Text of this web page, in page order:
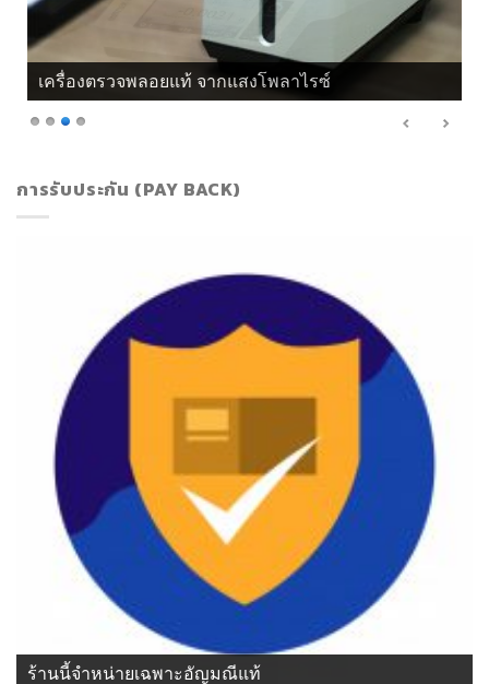
เครื่องตรวจพลอยแท้ จากแสงโพลาไรซ์
การรับประกัน (PAY BACK)
ร้านนี้จำหน่ายเฉพาะอัญมณีแท้